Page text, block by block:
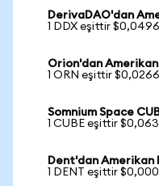
DerivaDAO'dan
1 DDX eşittir $0,0496
Orion'dan Amerikan
1 ORN eşittir $0,0266
Somnium Space
1 CUBE eşittir
Dent'dan Amerikan
1 DENT eşittir